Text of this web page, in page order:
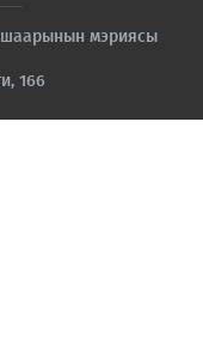
шаарынын мэриясы
166